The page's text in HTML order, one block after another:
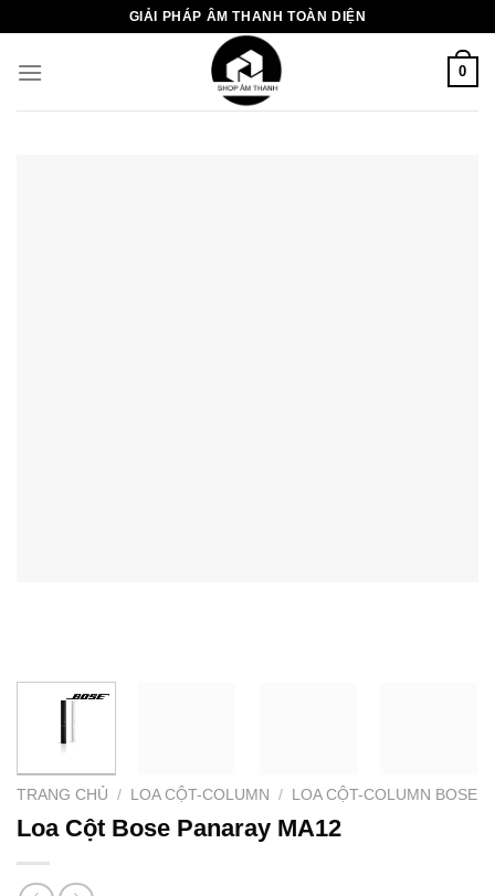
nội
GIẢI PHÁP ÂM THANH TOÀN DIỆN
0
TRANG CHỦ / LOA CỘT-COLUMN / LOA CỘT-COLUMN BOSE
Loa Cột Bose Panaray MA12